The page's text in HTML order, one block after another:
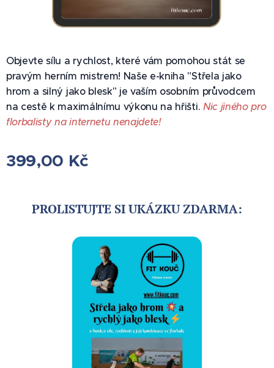
Objevte sílu a rychlost, které vám pomohou stát se
pravým herním mistrem! Naše e-kniha "Střela jako
hrom a silný jako blesk" je vaším osobním průvodcem
na cestě k maximálnímu výkonu na hřišti. Nic jiného pro
florbalisty na internetu nenajdete!
399,00 Kč
PROLISTUJTE SI UKÁZKU ZDARMA: